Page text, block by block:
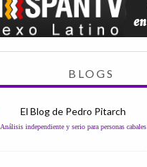
BLOGS
El Blog de Pedro Pitarch
Análisis independiente y serio para personas cabales